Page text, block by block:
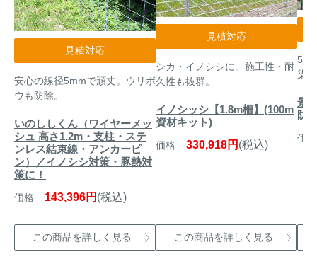
見積対応
安心の線径5mmで頑丈。ウリボ
ウも防除。
いのししくん（ワイヤーメッ
シュ 高さ1.2m・支柱・ステ
ンレス結束線・アンカーピ
ン）／イノシシ対策・豚熱対
策に！
価格 143,396円 (税込)
この商品を詳しく見る
見積対応
シカ・イノシシに。施工性・耐
久性も抜群。
イノシッシ【1.8m柵】(100m
資材キット)
価格 330,918円 (税込)
この商品を詳しく見る
50
染
景
防
価格